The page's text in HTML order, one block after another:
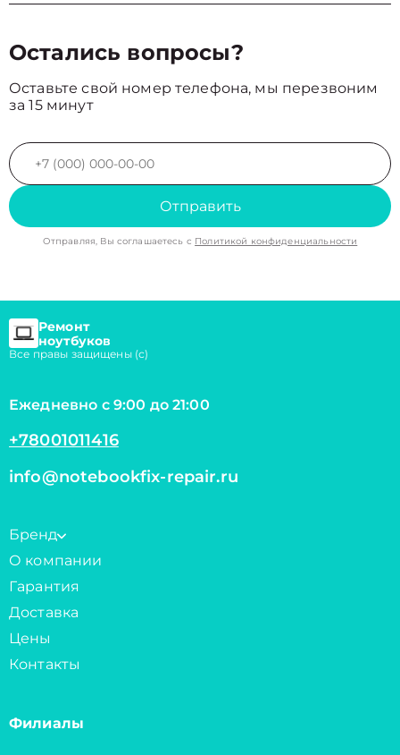
Остались вопросы?
Оставьте свой номер телефона, мы перезвоним
за 15 минут
Отправить
Отправляя, Вы соглашаетесь с Политикой конфиденциальности
Ремонт
ноутбуков
Все правы защищены (с)
Ежедневно с 9:00 до 21:00
+78001011416
info@notebookfix-repair.ru
Бренд
О компании
Гарантия
Доставка
Цены
Контакты
Филиалы